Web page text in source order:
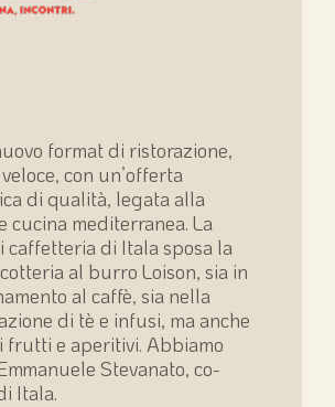
format di ristorazione,
con un’offerta
di qualità, legata alla
cucina mediterranea. La
caffetteria di Itala sposa la
al burro Loison, sia in
al caffè, sia nella
di tè e infusi, ma anche
frutti e aperitivi. Abbiamo
Stevanato, co-
Itala.